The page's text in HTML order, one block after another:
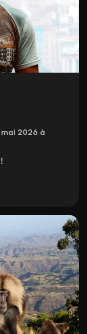
2026 à